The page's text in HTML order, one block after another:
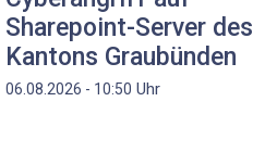
Sharepoint-Server des
Kantons Graubünden
06.08.2026 - 10:50 Uhr